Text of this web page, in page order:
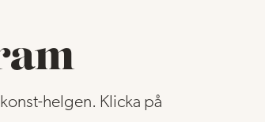
helgen. Klicka på